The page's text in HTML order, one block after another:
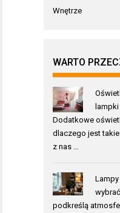
Wnętrze
WARTO
lampki
Dodatkowe
dlaczego jest
z nas …
podkreślą